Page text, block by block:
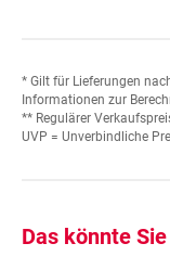
* Gilt für Lieferungen
Informationen zur
** Regulärer
UVP = Unverbindliche
Das könnte